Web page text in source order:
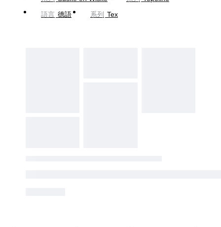
語言 德語 系列 Tex